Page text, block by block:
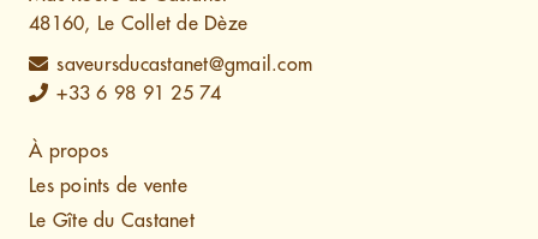
48160, Le Collet de Dèze
saveursducastanet@gmail.com
+33 6 98 91 25 74
À propos
Les points de vente
Le Gîte du Castanet